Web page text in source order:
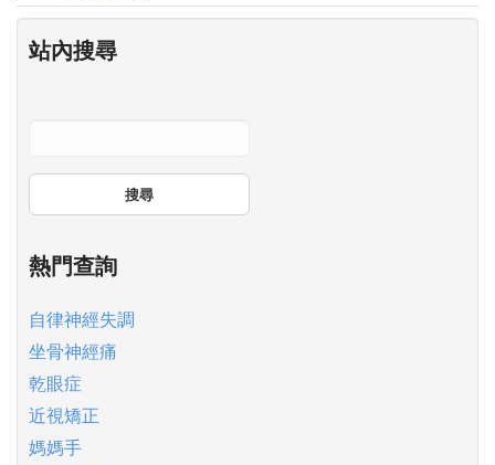
站內搜尋
搜尋
熱門查詢
自律神經失調
坐骨神經痛
乾眼症
近視矯正
媽媽手